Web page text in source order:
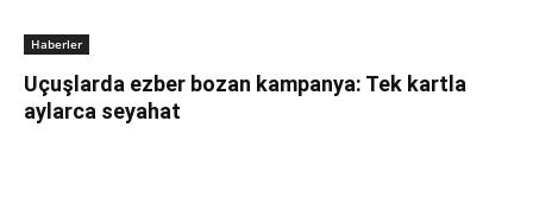
Haberler
Uçuşlarda ezber bozan kampanya: Tek kartla
aylarca seyahat